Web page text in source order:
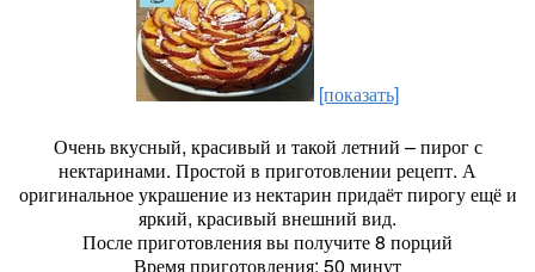
[показать]
Очень вкусный, красивый и такой летний – пирог с
нектаринами. Простой в приготовлении рецепт. А
оригинальное украшение из нектарин придаёт пирогу ещё и
яркий, красивый внешний вид.
После приготовления вы получите 8 порций
Время приготовления: 50 минут